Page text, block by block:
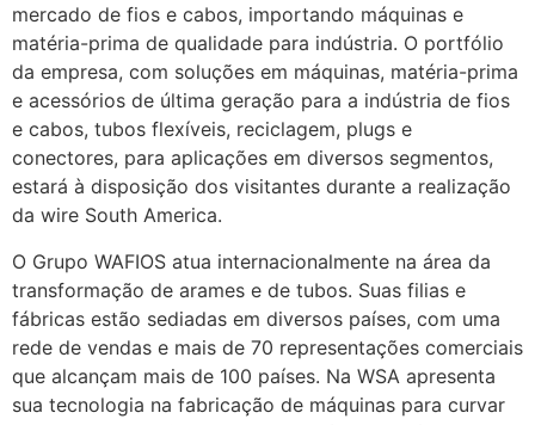
mercado de fios e cabos, importando máquinas e
matéria-prima de qualidade para indústria. O portfólio
da empresa, com soluções em máquinas, matéria-prima
e acessórios de última geração para a indústria de fios
e cabos, tubos flexíveis, reciclagem, plugs e
conectores, para aplicações em diversos segmentos,
estará à disposição dos visitantes durante a realização
da wire South America.
O Grupo WAFIOS atua internacionalmente na área da
transformação de arames e de tubos. Suas filias e
fábricas estão sediadas em diversos países, com uma
rede de vendas e mais de 70 representações comerciais
que alcançam mais de 100 países. Na WSA apresenta
sua tecnologia na fabricação de máquinas para curvar